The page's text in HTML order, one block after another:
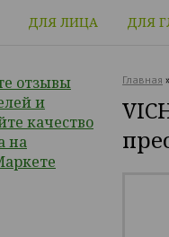
ДЛЯ ЛИЦА ДЛЯ
Главная »